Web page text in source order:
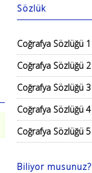
Sözlük
Coğrafya Sözlüğü 1
Coğrafya Sözlüğü 2
Coğrafya Sözlüğü 3
Coğrafya Sözlüğü 4
Coğrafya Sözlüğü 5
Biliyor musunuz?